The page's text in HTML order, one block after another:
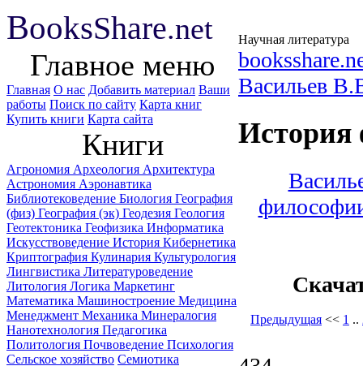
BooksShare.net Научная литература
Главное меню
Главная О нас Добавить материал Ваши
работы Поиск по сайту Карта книг
Купить книги Карта сайта
Книги
Агрономия Археология Архитектура
Астрономия Аэронавтика
Библиотековедение Биология География
(физ) География (эк) Геодезия Геология
Геотектоника Геофизика Информатика
Искусствоведение История Кибернетика
Криптография Кулинария Культурология
Лингвистика Литературоведение
Литология Логика Маркетинг
Математика Машиностроение Медицина
Менеджмент Механика Минералогия
Нанотехнология Педагогика
Политология Почвоведение Психология
Сельское хозяйство Семиотика
Васильев
История
Предыдущая << 1 ..